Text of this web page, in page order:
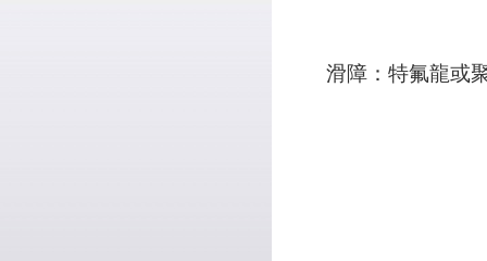
滑障：特氟龍或